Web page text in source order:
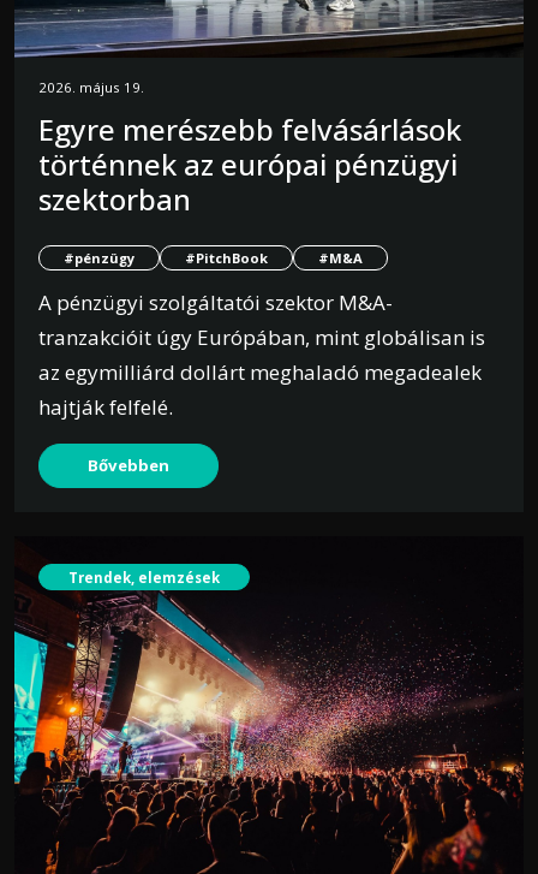
2026. május 19.
Egyre merészebb felvásárlások
történnek az európai pénzügyi
szektorban
#pénzügy #PitchBook #M&A
A pénzügyi szolgáltatói szektor M&A-
tranzakcióit úgy Európában, mint globálisan is
az egymilliárd dollárt meghaladó megadealek
hajtják felfelé.
Bővebben
Trendek, elemzések